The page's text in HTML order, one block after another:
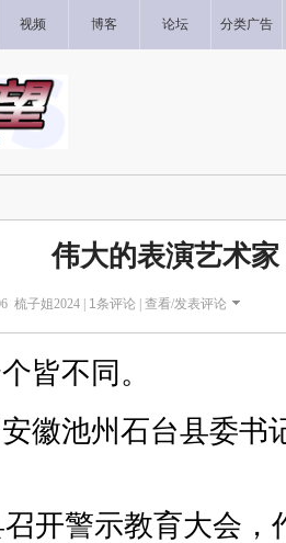
视频 博客 论坛 分类广告
伟大的表演艺术家
梳子姐2024 | 1条评论 | 查看/发表评论
皆不同。
徽池州石台县委书
开警示教育大会，